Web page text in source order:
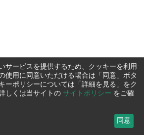
サービスを提供するため、クッキーを利用
使用に同意いただける場合は「同意」ボタ
ーポリシーについては「詳細を見る」をク
しくは当サイトの サイトポリシー をご確
同意